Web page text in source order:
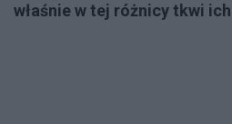
właśnie w tej różnicy tkwi ich